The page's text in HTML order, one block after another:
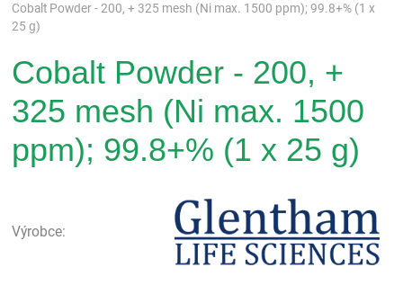
Cobalt Powder - 200, + 325 mesh (Ni max. 1500 ppm); 99.8+% (1 x
25 g)
Cobalt Powder - 200, +
325 mesh (Ni max. 1500
ppm); 99.8+% (1 x 25 g)
Výrobce: